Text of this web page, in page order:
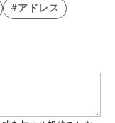
#アドレス